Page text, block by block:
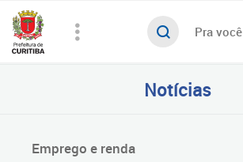
Pra você
Notícias
Emprego e renda